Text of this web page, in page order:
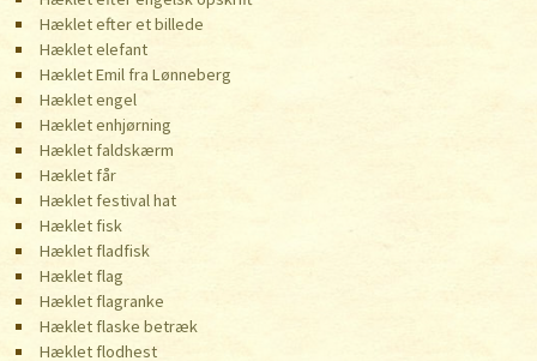
Hæklet efter et billede
Hæklet elefant
Hæklet Emil fra Lønneberg
Hæklet engel
Hæklet enhjørning
Hæklet faldskærm
Hæklet får
Hæklet festival hat
Hæklet fisk
Hæklet fladfisk
Hæklet flag
Hæklet flagranke
Hæklet flaske betræk
Hæklet flodhest